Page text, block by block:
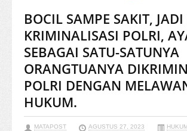
BOCIL SAMPE SAKIT,
KRIMINALISASI POLRI,
SEBAGAI SATU-SATUNYA
ORANGTUANYA
POLRI DENGAN
HUKUM.
MATAPOST AGUSTUS 27, 2023